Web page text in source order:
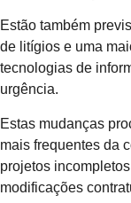
Estão também
de litígios e uma
tecnologias de
urgência.
Estas mudanças
mais frequentes da
projetos
modificações